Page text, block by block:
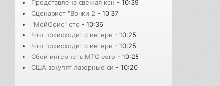
Представлена свежая кон - 10:39
Сценарист "Вонки 2 - 10:37
"МойОфис" сто - 10:36
Что происходит с интерн - 10:25
Что происходит с интерн - 10:25
Сбой интернета МТС сего - 10:25
США закупят лазерные си - 10:20